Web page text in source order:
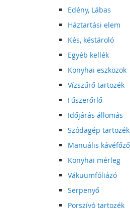
Edény, Lábas
Háztartási elem
Kés, késtároló
Egyéb kellék
Konyhai eszközök
Vízszűrő tartozék
Fűszerőrlő
Időjárás állomás
Szódagép tartozék
Manuális kávéfőző
Konyhai mérleg
Vákuumfóliázó
Serpenyő
Porszívó tartozék